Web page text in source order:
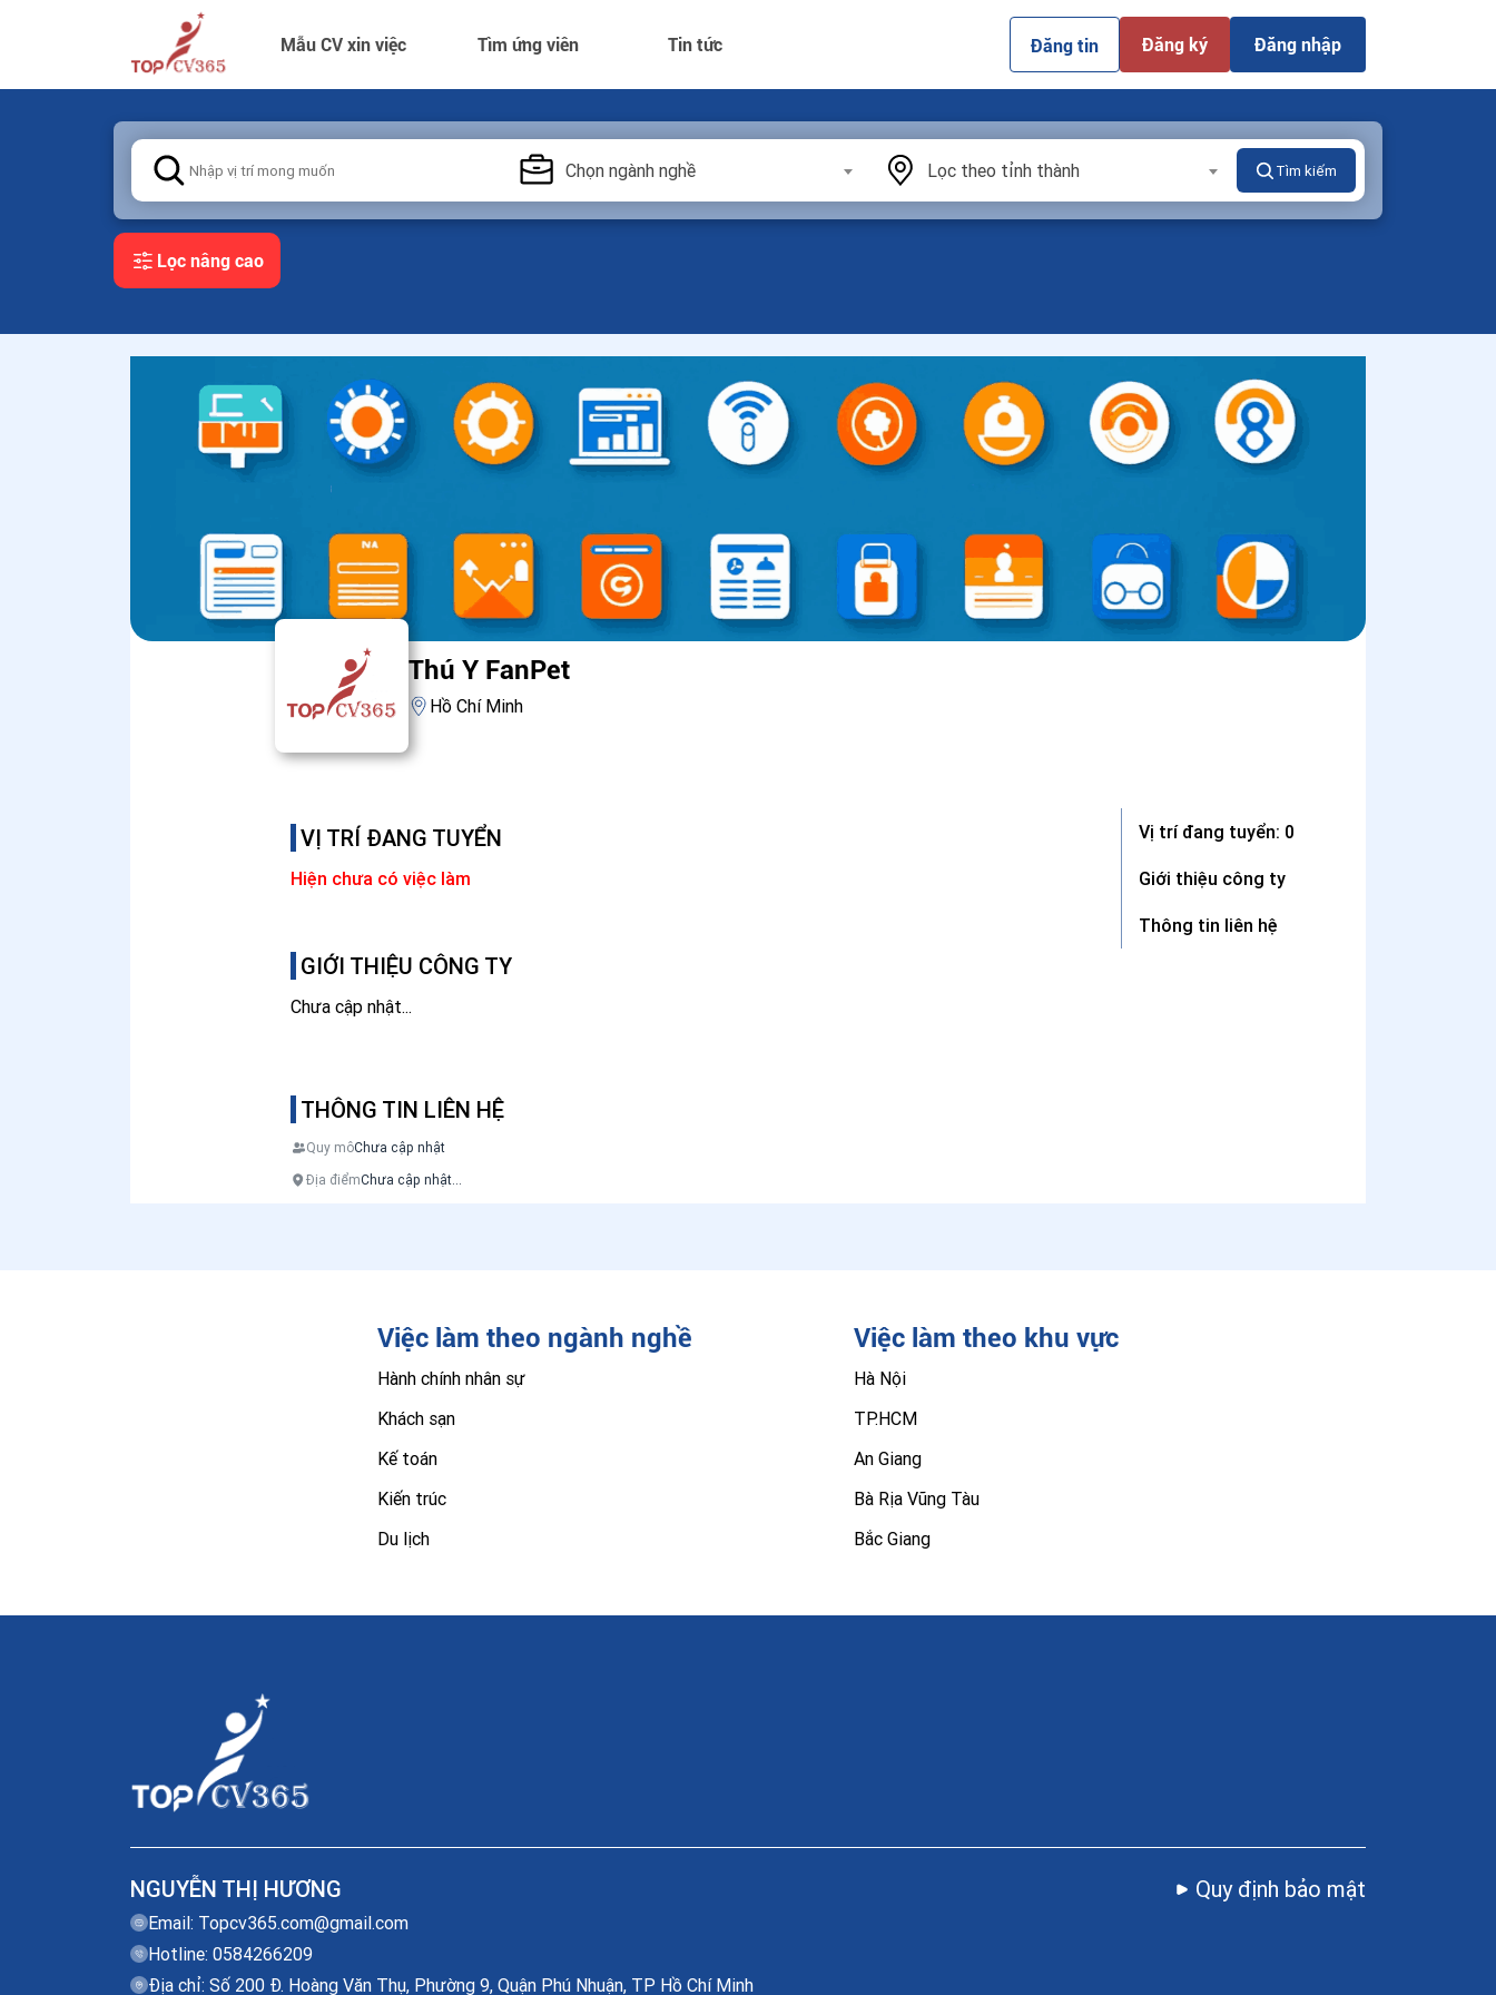
Mẫu CV xin việc Tìm ứng viên Tin tức Đăng tin Đăng ký Đăng nhập
Chọn ngành nghề Lọc theo tỉnh thành Tìm kiếm
Lọc nâng cao
Thú Y FanPet
Hồ Chí Minh
VỊ TRÍ ĐANG TUYỂN
Hiện chưa có việc làm
GIỚI THIỆU CÔNG TY
Chưa cập nhật...
THÔNG TIN LIÊN HỆ
Quy môChưa cập nhật
Địa điểmChưa cập nhật...
Vị trí đang tuyển: 0
Giới thiệu công ty
Thông tin liên hệ
Việc làm theo ngành nghề
Hành chính nhân sự
Khách sạn
Kế toán
Kiến trúc
Du lịch
Việc làm theo khu vực
Hà Nội
TP.HCM
An Giang
Bà Rịa Vũng Tàu
Bắc Giang
NGUYỄN THỊ HƯƠNG
Email: Topcv365.com@gmail.com
Hotline: 0584266209
Địa chỉ: Số 200 Đ. Hoàng Văn Thụ, Phường 9, Quận Phú Nhuận, TP Hồ Chí Minh
Quy định bảo mật